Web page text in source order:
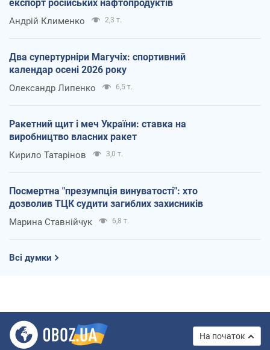
експорт російських нафтопродуктів
Андрій Клименко 2,3 т.
Два супертурніри Магучіх: спортивний
календар осені 2026 року
Олександр Липенко 6,5 т.
Ракетний щит і меч України: ставка на
виробництво власних ракет
Кирило Татарінов 3,0 т.
Посмертна "презумпція винуватості": хто
дозволив ТЦК судити загиблих захисників
Марина Ставнійчук 6,8 т.
Всі думки
На початок